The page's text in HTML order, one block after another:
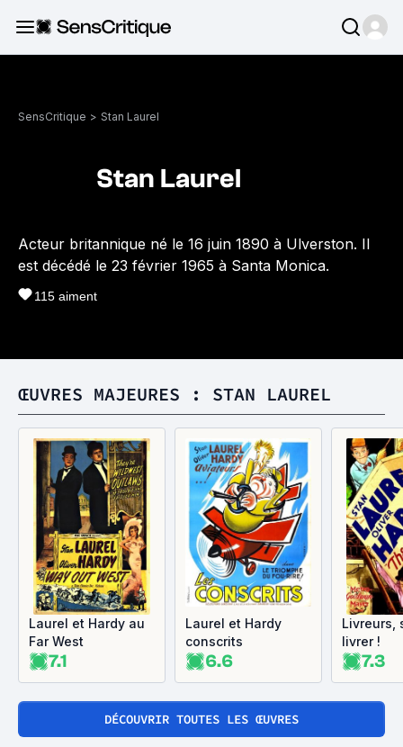
SensCritique > Stan Laurel
Stan Laurel
Acteur britannique né le 16 juin 1890 à Ulverston. Il
est décédé le 23 février 1965 à Santa Monica.
115 aiment
ŒUVRES MAJEURES : STAN LAUREL
Laurel et Hardy au
Far West
7.1
Laurel et Hardy
conscrits
6.6
Livreurs,
livrer !
7.3
DÉCOUVRIR TOUTES LES ŒUVRES